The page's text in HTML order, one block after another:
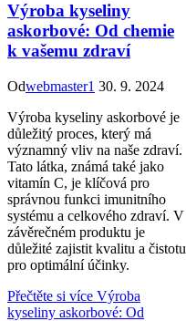
Výroba kyseliny
askorbové: Od chemie
k vašemu zdraví
Odwebmaster1 30. 9. 2024
Výroba kyseliny askorbové je
důležitý proces, který má
významný vliv na naše zdraví.
Tato látka, známá také jako
vitamín C, je klíčová pro
správnou funkci imunitního
systému a celkového zdraví. V
závěrečném produktu je
důležité zajistit kvalitu a čistotu
pro optimální účinky.
Přečtěte si více Výroba
kyseliny askorbové: Od